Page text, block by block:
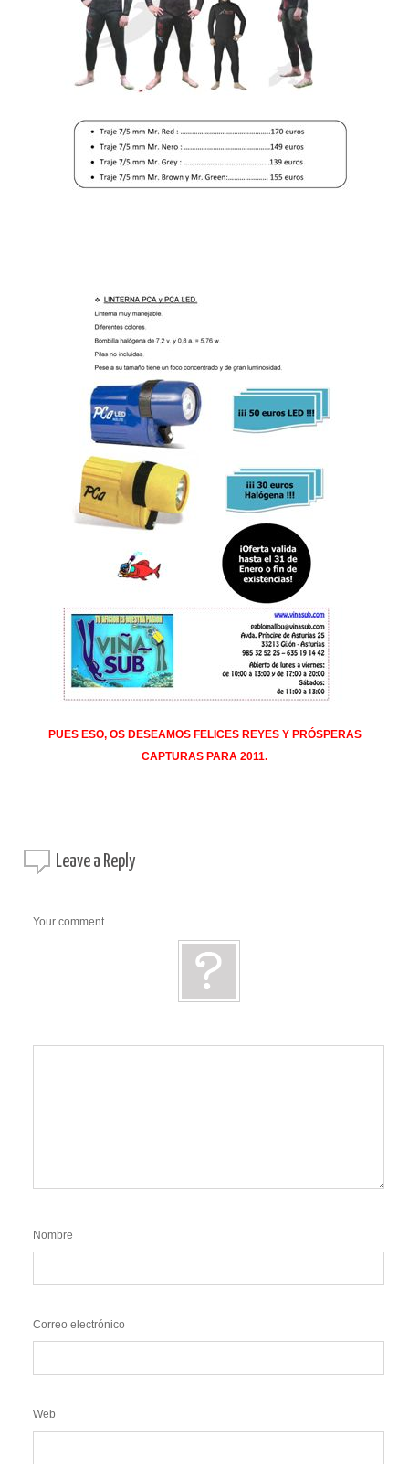
PUES ESO, OS DESEAMOS FELICES REYES Y PRÓSPERAS
CAPTURAS PARA 2011.
Leave a Reply
Your comment
Nombre
Correo electrónico
Web